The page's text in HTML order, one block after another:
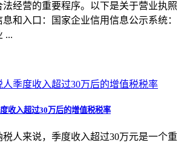
法经营的重要程序。以下是关于营业执照
和入口：国家企业信用信息公示系统：
...
收入超过30万后的增值税税率
税人来说，季度收入超过30万元是一个重